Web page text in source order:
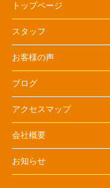
トップページ
スタッフ
お客様の声
ブログ
アクセスマップ
会社概要
お知らせ